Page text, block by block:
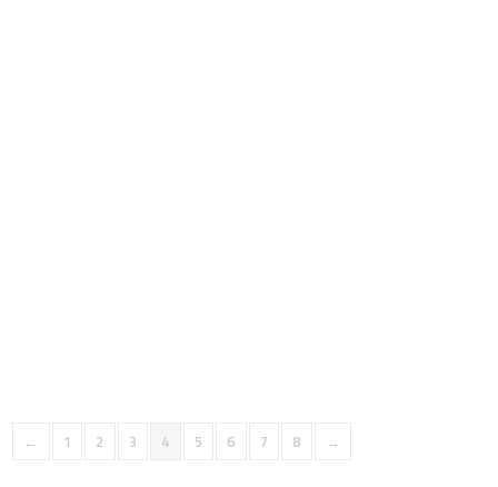
← 1 2 3 4 5 6 7 8 →